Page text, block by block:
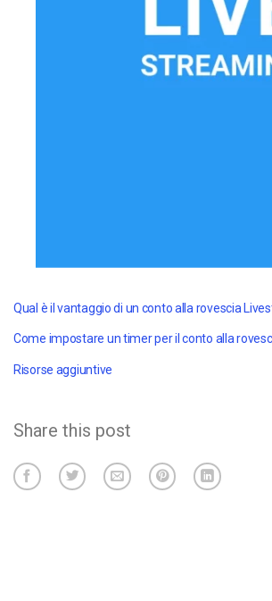
Risorse aggiuntive
Share this post